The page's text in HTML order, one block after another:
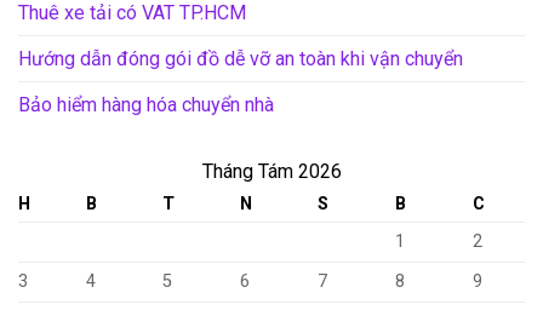
Thuê xe tải có VAT TP.HCM
Hướng dẫn đóng gói đồ dễ vỡ an toàn khi vận chuyển
Bảo hiểm hàng hóa chuyển nhà
Tháng Tám 2026
H B T N S B
C
1
2
3
4 5 6 7 8
9